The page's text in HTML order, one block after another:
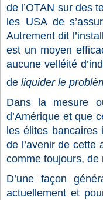
de l’OTAN sur des
les USA de
Autrement dit
est un moyen
aucune velléité
de liquider le
Dans la mesure
d’Amérique et que
les élites bancaires
de l’avenir de cette
comme toujours, de
D’une façon
actuellement et